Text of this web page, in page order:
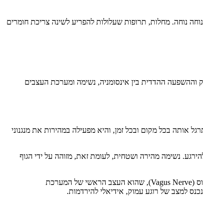
נוחה. מחלות, תרופות שעלולות להפריע לשינה צריכת חומרים
וההשפעה ההדדית בין אינסומניה, נשימה ומערכת העצבים
אותה בכל מקום ובכל זמן, והיא מפעילה במהירות את מנגנוני
נשימה מהירה ושטחית, לעומת זאת, מזוהה על ידי הגוף
כדי להירדם ולשמור על שינה איכותית, יש צורך במעבר מעוררות לרגיעה. נשימה איטית ועמוקה (ובעיקר נשימה סרעפתית) מפעילה באופן ישיר את עצב הוואגוס (Vagus Nerve), שהוא העצב הראשי של המערכת